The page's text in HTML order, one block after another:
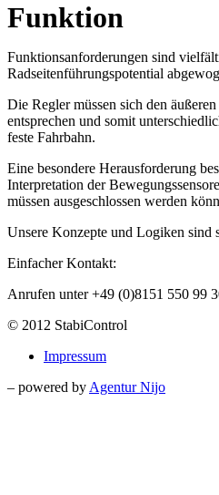
Funktion
Funktionsanforderungen sind
Radseitenführungspotential
Die Regler müssen sich den
entsprechen und somit
feste Fahrbahn.
Eine besondere Herausforderung
Interpretation der
müssen ausgeschlossen werden
Unsere Konzepte und Logiken sind
Einfacher Kontakt:
Anrufen unter +49 (0)8151 550 99
© 2012 StabiControl
Impressum
– powered byAgentur Nijo